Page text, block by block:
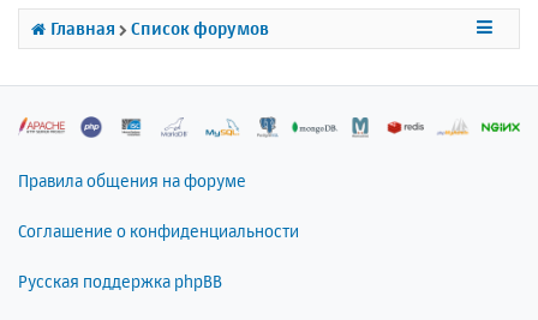
Главная Список форумов
Правила общения на форуме
Соглашение о конфиденциальности
Русская поддержка phpBB